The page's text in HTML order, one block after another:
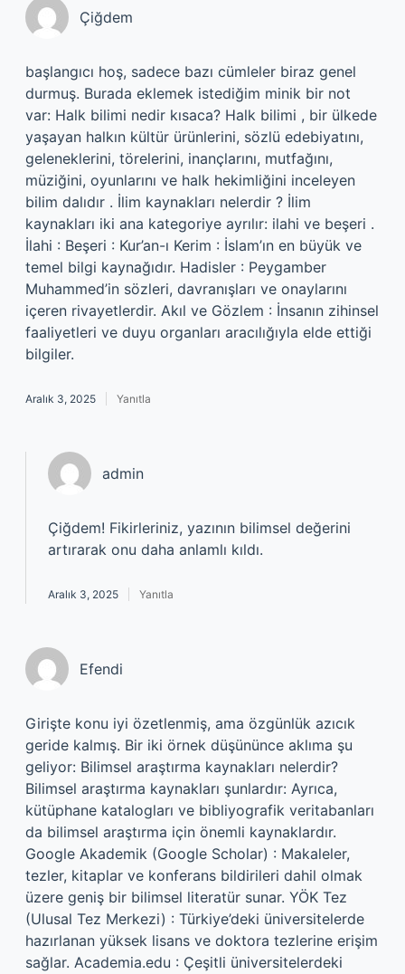
Çiğdem
başlangıcı hoş, sadece bazı cümleler biraz genel
durmuş. Burada eklemek istediğim minik bir not
var: Halk bilimi nedir kısaca? Halk bilimi , bir ülkede
yaşayan halkın kültür ürünlerini, sözlü edebiyatını,
geleneklerini, törelerini, inançlarını, mutfağını,
müziğini, oyunlarını ve halk hekimliğini inceleyen
bilim dalıdır . İlim kaynakları nelerdir ? İlim
kaynakları iki ana kategoriye ayrılır: ilahi ve beşeri .
İlahi : Beşeri : Kur’an-ı Kerim : İslam’ın en büyük ve
temel bilgi kaynağıdır. Hadisler : Peygamber
Muhammed’in sözleri, davranışları ve onaylarını
içeren rivayetlerdir. Akıl ve Gözlem : İnsanın zihinsel
faaliyetleri ve duyu organları aracılığıyla elde ettiği
bilgiler.
Aralık 3, 2025 Yanıtla
admin
Çiğdem! Fikirleriniz, yazının bilimsel değerini
artırarak onu daha anlamlı kıldı.
Aralık 3, 2025 Yanıtla
Efendi
Girişte konu iyi özetlenmiş, ama özgünlük azıcık
geride kalmış. Bir iki örnek düşününce aklıma şu
geliyor: Bilimsel araştırma kaynakları nelerdir?
Bilimsel araştırma kaynakları şunlardır: Ayrıca,
kütüphane katalogları ve bibliyografik veritabanları
da bilimsel araştırma için önemli kaynaklardır.
Google Akademik (Google Scholar) : Makaleler,
tezler, kitaplar ve konferans bildirileri dahil olmak
üzere geniş bir bilimsel literatür sunar. YÖK Tez
(Ulusal Tez Merkezi) : Türkiye’deki üniversitelerde
hazırlanan yüksek lisans ve doktora tezlerine erişim
sağlar. Academia.edu : Çeşitli üniversitelerdeki